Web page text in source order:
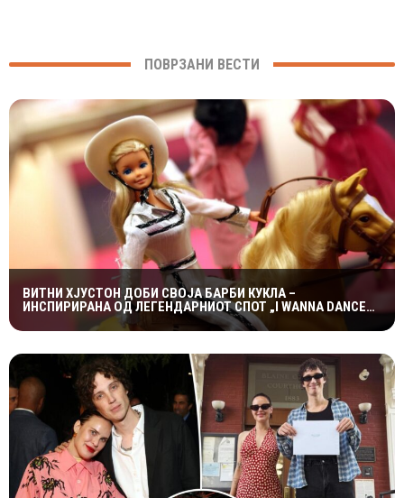
ПОВРЗАНИ ВЕСТИ
ВИТНИ ХЈУСТОН ДОБИ СВОЈА БАРБИ КУКЛА –
ИНСПИРИРАНА ОД ЛЕГЕНДАРНИОТ СПОТ „I WANNA DANCE
WITH SOMEBODY“